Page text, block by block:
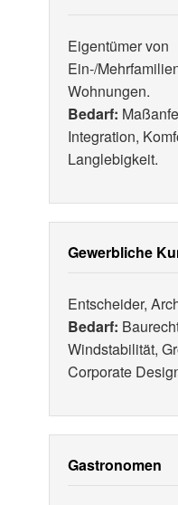
Eigentümer von
Ein-/
Wohnungen.
Bedarf:
Integration,
Langlebigkeit.
Gewerbliche
Entscheider,
Bedarf:
Windstabilität,
Corporate
Gastronomen